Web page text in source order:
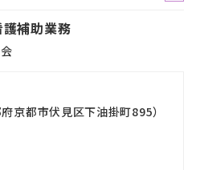
護補助業務
京都市伏見区下油掛町895）